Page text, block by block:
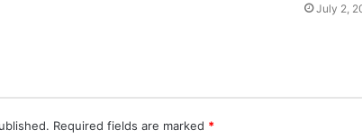
July 2,
Required fields are marked *